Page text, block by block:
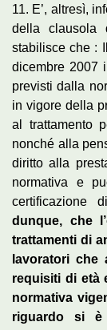
11. E’, altresì,
della clausola
stabilisce che :
dicembre 2007
previsti dalla
in vigore della
al trattamento
nonché alla
diritto alla
normativa e
certificazione
dunque, che
trattamenti di
lavoratori che
requisiti di età
normativa
riguardo si è